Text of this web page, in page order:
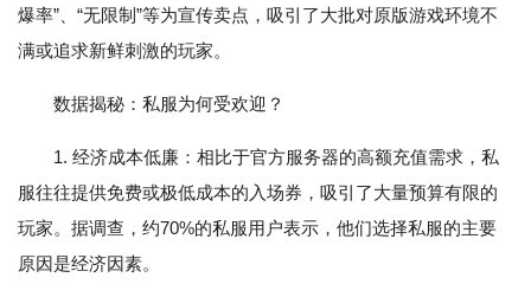
爆率”、“无限制”等为宣传卖点，吸引了大批对原版游戏环境不
满或追求新鲜刺激的玩家。
数据揭秘：私服为何受欢迎？
1. 经济成本低廉：相比于官方服务器的高额充值需求，私
服往往提供免费或极低成本的入场券，吸引了大量预算有限的
玩家。据调查，约70%的私服用户表示，他们选择私服的主要
原因是经济因素。